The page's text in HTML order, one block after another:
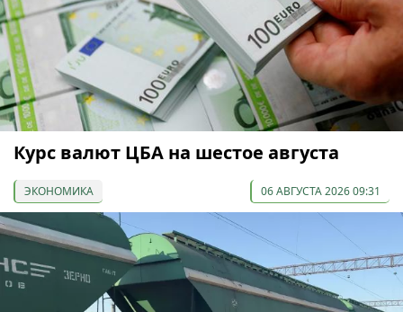
Курс валют ЦБА на шестое августа
ЭКОНОМИКА 06 АВГУСТА 2026 09:31